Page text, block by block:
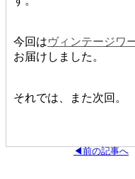
今回はヴィンテージワ
お届けしました。
それでは、また次回。
◀前の記事へ